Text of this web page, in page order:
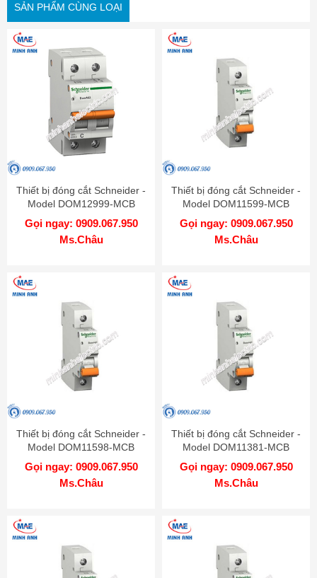
SẢN PHẨM CÙNG LOẠI
Thiết bị đóng cắt Schneider -
Model DOM12999-MCB
Gọi ngay: 0909.067.950
Ms.Châu
Thiết bị đóng cắt Schneider -
Model DOM11599-MCB
Gọi ngay: 0909.067.950
Ms.Châu
Thiết bị đóng cắt Schneider -
Model DOM11598-MCB
Gọi ngay: 0909.067.950
Ms.Châu
Thiết bị đóng cắt Schneider -
Model DOM11381-MCB
Gọi ngay: 0909.067.950
Ms.Châu